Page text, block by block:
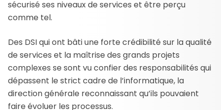
sécurisé ses niveaux de services et être perçu
comme tel.
Des DSI qui ont bâti une forte crédibilité sur la qualité
de services et la maîtrise des grands projets
complexes se sont vu confier des responsabilités qui
dépassent le strict cadre de l’informatique, la
direction générale reconnaissant qu’ils pouvaient
faire évoluer les processus.